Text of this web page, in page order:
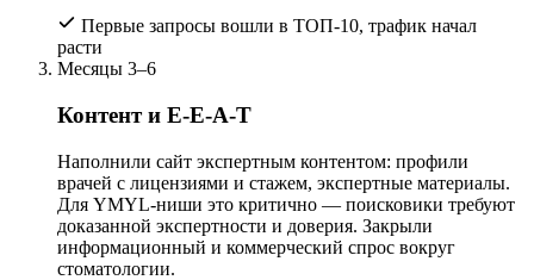
Первые запросы вошли в ТОП-10, трафик начал
расти
Месяцы 3–6
Контент и E-E-A-T
Наполнили сайт экспертным контентом: профили
врачей с лицензиями и стажем, экспертные материалы.
Для YMYL-ниши это критично — поисковики требуют
доказанной экспертности и доверия. Закрыли
информационный и коммерческий спрос вокруг
стоматологии.